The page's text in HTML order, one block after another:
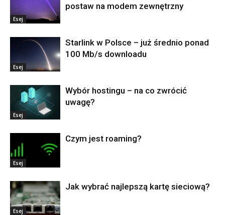
Esej
postaw na modem zewnętrzny
Esej
Starlink w Polsce – już średnio ponad
100 Mb/s downloadu
Esej
Wybór hostingu – na co zwrócić
uwagę?
Esej
Czym jest roaming?
Esej
Jak wybrać najlepszą kartę sieciową?